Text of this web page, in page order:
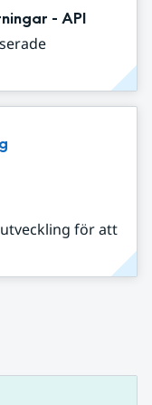
- API
för att